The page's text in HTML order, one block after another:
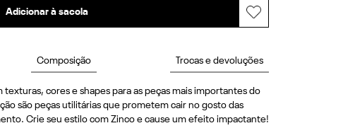
Adicionar à sacola
Composição Trocas e devoluções
cores e shapes para as peças mais importantes do
são peças utilitárias que prometem cair no gosto das
Crie seu estilo com Zinco e cause um efeito impactante!